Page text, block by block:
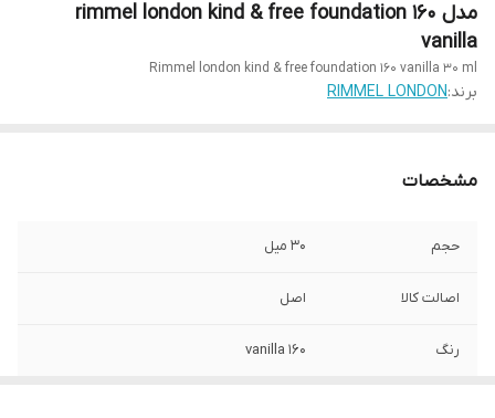
مدل rimmel london kind & free foundation 160
vanilla
Rimmel london kind & free foundation 160 vanilla 30 ml
برند:RIMMEL LONDON
مشخصات
حجم ۳۰ میل
اصالت کالا اصل
رنگ 160 vanilla